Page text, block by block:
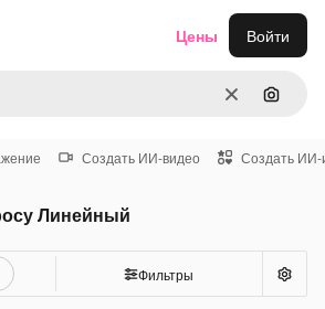
ОчиститьПоиск
Цены Войти
Создать ИИ-видео Создать ИИ-
Линейный
Фильтры